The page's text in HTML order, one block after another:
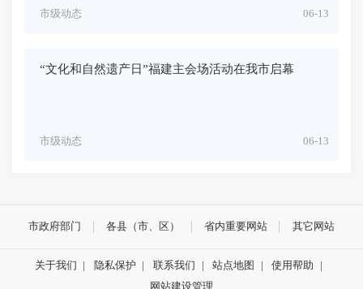
06-13
市级动态
“文化和自然遗产日”福建主会场活动在我市启幕
06-13
市级动态
市政府部门 各县（市、区） 省内重要网站 其它网站
关于我们 | 隐私保护 | 联系我们 | 站点地图 | 使用帮助
|
网站建设管理